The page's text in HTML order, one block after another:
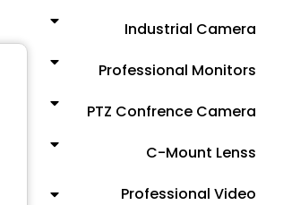
Industrial Camera
Professional Monitors
PTZ Confrence Camera
C-Mount Lenss
Professional Video